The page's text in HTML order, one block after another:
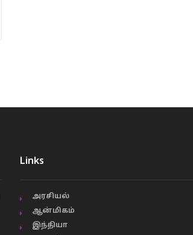
Links
அரசியல்
ஆன்மிகம்
இந்தியா